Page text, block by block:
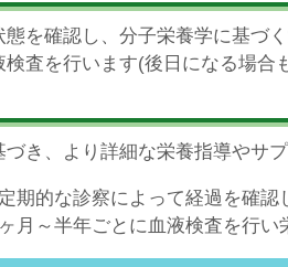
を確認し、分子栄養学に基づ
査を行います(後日になる場合
き、より詳細な栄養指導やサ
期的な診察によって経過を確
月～半年ごとに血液検査を行い